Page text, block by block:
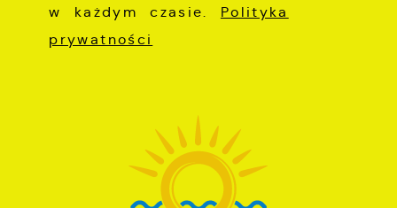
w każdym czasie. Polityka
prywatności